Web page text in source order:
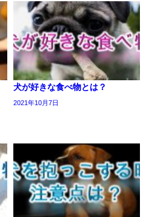
犬が好きな食べ物とは？
2021年10月7日